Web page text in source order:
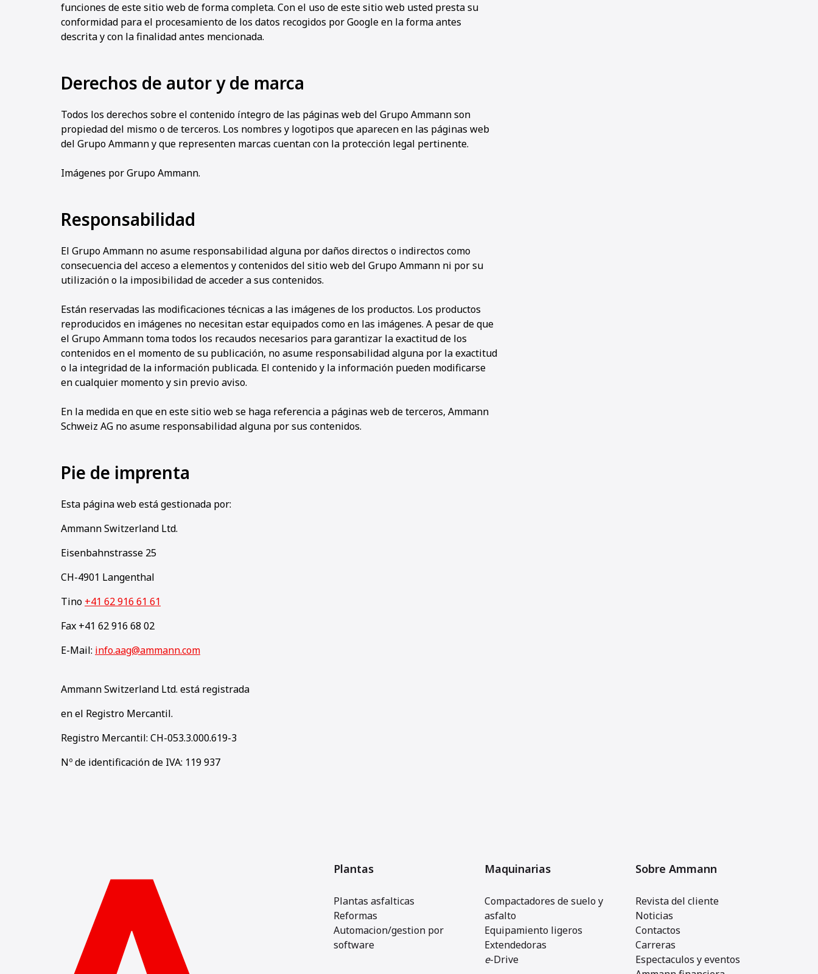
funciones de este sitio web de forma completa. Con el uso de este sitio web usted presta su
conformidad para el procesamiento de los datos recogidos por Google en la forma antes
descrita y con la finalidad antes mencionada.
Derechos de autor y de marca
Todos los derechos sobre el contenido íntegro de las páginas web del Grupo Ammann son
propiedad del mismo o de terceros. Los nombres y logotipos que aparecen en las páginas web
del Grupo Ammann y que representen marcas cuentan con la protección legal pertinente.
Imágenes por Grupo Ammann.
Responsabilidad
El Grupo Ammann no asume responsabilidad alguna por daños directos o indirectos como
consecuencia del acceso a elementos y contenidos del sitio web del Grupo Ammann ni por su
utilización o la imposibilidad de acceder a sus contenidos.
Están reservadas las modificaciones técnicas a las imágenes de los productos. Los productos
reproducidos en imágenes no necesitan estar equipados como en las imágenes. A pesar de que
el Grupo Ammann toma todos los recaudos necesarios para garantizar la exactitud de los
contenidos en el momento de su publicación, no asume responsabilidad alguna por la exactitud
o la integridad de la información publicada. El contenido y la información pueden modificarse
en cualquier momento y sin previo aviso.
En la medida en que en este sitio web se haga referencia a páginas web de terceros, Ammann
Schweiz AG no asume responsabilidad alguna por sus contenidos.
Pie de imprenta
Esta página web está gestionada por:
Ammann Switzerland Ltd.
Eisenbahnstrasse 25
CH-4901 Langenthal
Tino +41 62 916 61 61
Fax +41 62 916 68 02
E-Mail: info.aag@ammann.com
Ammann Switzerland Ltd. está registrada
en el Registro Mercantil.
Registro Mercantil: CH-053.3.000.619-3
Nº de identificación de IVA: 119 937
Plantas
Plantas asfalticas
Reformas
Automacion/gestion por
software
Maquinarias
Compactadores de suelo y
asfalto
Equipamiento ligeros
Extendedoras
e-Drive
Sobre Ammann
Revista del cliente
Noticias
Contactos
Carreras
Espectaculos y eventos